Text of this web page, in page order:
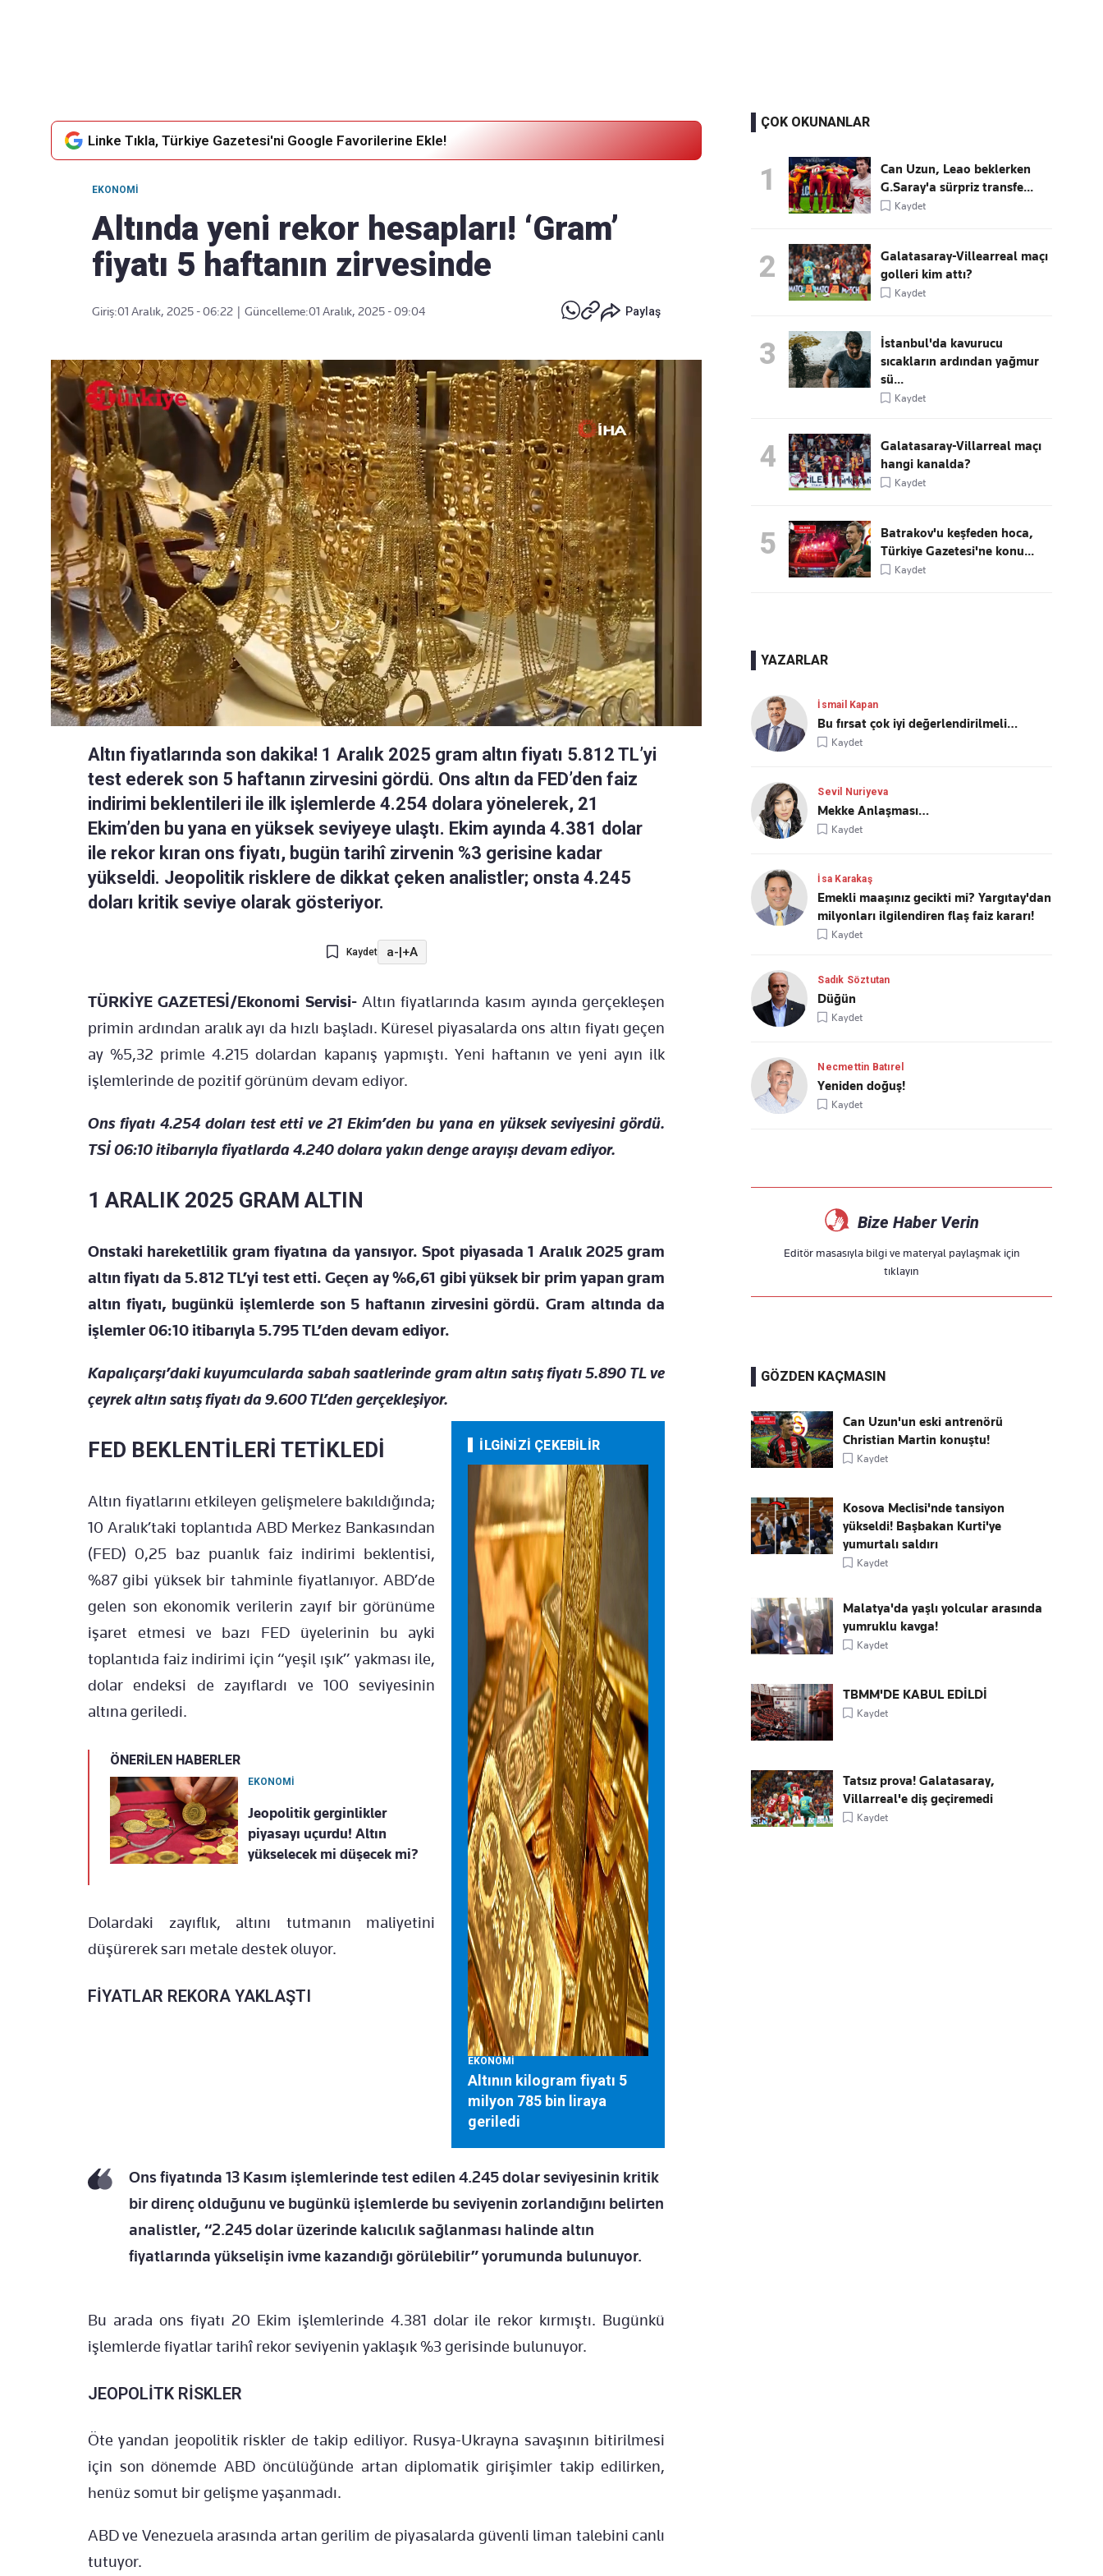
Linke Tıkla, Türkiye Gazetesi'ni Google Favorilerine Ekle!
EKONOMI
Altında yeni rekor hesapları! ‘Gram’
fiyatı 5 haftanın zirvesinde
Giriş:01 Aralık, 2025 - 06:22 Güncelleme:01 Aralık, 2025 - 09:04 Paylaş
Altın fiyatlarında son dakika! 1 Aralık 2025 gram altın fiyatı 5.812 TL’yi
test ederek son 5 haftanın zirvesini gördü. Ons altın da FED’den faiz
indirimi beklentileri ile ilk işlemlerde 4.254 dolara yönelerek, 21
Ekim’den bu yana en yüksek seviyeye ulaştı. Ekim ayında 4.381 dolar
ile rekor kıran ons fiyatı, bugün tarihî zirvenin %3 gerisine kadar
yükseldi. Jeopolitik risklere de dikkat çeken analistler; onsta 4.245
doları kritik seviye olarak gösteriyor.
Kaydet a-|+A
TÜRKİYE GAZETESİ/Ekonomi Servisi-Altın fiyatlarında kasım ayında gerçekleşen
primin ardından aralık ayı da hızlı başladı. Küresel piyasalarda ons altın fiyatı geçen
ay %5,32 primle 4.215 dolardan kapanış yapmıştı. Yeni haftanın ve yeni ayın ilk
işlemlerinde de pozitif görünüm devam ediyor.
Ons fiyatı 4.254 doları test etti ve 21 Ekim’den bu yana en yüksek seviyesini gördü.
TSİ 06:10 itibarıyla fiyatlarda 4.240 dolara yakın denge arayışı devam ediyor.
1 ARALIK 2025 GRAM ALTIN
Onstaki hareketlilik gram fiyatına da yansıyor. Spot piyasada 1 Aralık 2025 gram
altın fiyatı da 5.812 TL’yi test etti. Geçen ay %6,61 gibi yüksek bir prim yapan gram
altın fiyatı, bugünkü işlemlerde son 5 haftanın zirvesini gördü. Gram altında da
işlemler 06:10 itibarıyla 5.795 TL’den devam ediyor.
Kapalıçarşı’daki kuyumcularda sabah saatlerinde gram altın satış fiyatı 5.890 TL ve
çeyrek altın satış fiyatı da 9.600 TL’den gerçekleşiyor.
İLGİNİZİ ÇEKEBİLİR
EKONOMİ
Altının kilogram fiyatı 5
milyon 785 bin liraya
geriledi
FED BEKLENTİLERİ TETİKLEDİ
Altın fiyatlarını etkileyen gelişmelere bakıldığında;
10 Aralık’taki toplantıda ABD Merkez Bankasından
(FED) 0,25 baz puanlık faiz indirimi beklentisi,
%87 gibi yüksek bir tahminle fiyatlanıyor. ABD’de
gelen son ekonomik verilerin zayıf bir görünüme
işaret etmesi ve bazı FED üyelerinin bu ayki
toplantıda faiz indirimi için “yeşil ışık” yakması ile,
dolar endeksi de zayıflardı ve 100 seviyesinin
altına geriledi.
ÖNERİLEN HABERLER
EKONOMİ
Jeopolitik gerginlikler
piyasayı uçurdu! Altın
yükselecek mi düşecek mi?
Dolardaki zayıflık, altını tutmanın maliyetini
düşürerek sarı metale destek oluyor.
FİYATLAR REKORA YAKLAŞTI
Ons fiyatında 13 Kasım işlemlerinde test edilen 4.245 dolar seviyesinin kritik
bir direnç olduğunu ve bugünkü işlemlerde bu seviyenin zorlandığını belirten
analistler, “2.245 dolar üzerinde kalıcılık sağlanması halinde altın
fiyatlarında yükselişin ivme kazandığı görülebilir” yorumunda bulunuyor.
Bu arada ons fiyatı 20 Ekim işlemlerinde 4.381 dolar ile rekor kırmıştı. Bugünkü
işlemlerde fiyatlar tarihî rekor seviyenin yaklaşık %3 gerisinde bulunuyor.
JEOPOLİTK RİSKLER
Öte yandan jeopolitik riskler de takip ediliyor. Rusya-Ukrayna savaşının bitirilmesi
için son dönemde ABD öncülüğünde artan diplomatik girişimler takip edilirken,
henüz somut bir gelişme yaşanmadı.
ABD ve Venezuela arasında artan gerilim de piyasalarda güvenli liman talebini canlı
tutuyor.
ÇOK OKUNANLAR
1
Can Uzun, Leao beklerken
G.Saray'a sürpriz transfe...
Kaydet
2
Galatasaray-Villearreal maçı
golleri kim attı?
Kaydet
3
İstanbul'da kavurucu
sıcakların ardından yağmur
sü...
Kaydet
4
Galatasaray-Villarreal maçı
hangi kanalda?
Kaydet
5
Batrakov'u keşfeden hoca,
Türkiye Gazetesi'ne konu...
Kaydet
YAZARLAR
İsmail Kapan
Bu fırsat çok iyi değerlendirilmeli…
Kaydet
Sevil Nuriyeva
Mekke Anlaşması…
Kaydet
İsa Karakaş
Emekli maaşınız gecikti mi? Yargıtay'dan
milyonları ilgilendiren flaş faiz kararı!
Kaydet
Sadık Söztutan
Düğün
Kaydet
Necmettin Batırel
Yeniden doğuş!
Kaydet
Bize Haber Verin
Editör masasıyla bilgi ve materyal paylaşmak için
tıklayın
GÖZDEN KAÇMASIN
Can Uzun'un eski antrenörü
Christian Martin konuştu!
Kaydet
Kosova Meclisi'nde tansiyon
yükseldi! Başbakan Kurti'ye
yumurtalı saldırı
Kaydet
Malatya'da yaşlı yolcular arasında
yumruklu kavga!
Kaydet
TBMM'DE KABUL EDİLDİ
Kaydet
Tatsız prova! Galatasaray,
Villarreal'e diş geçiremedi
Kaydet